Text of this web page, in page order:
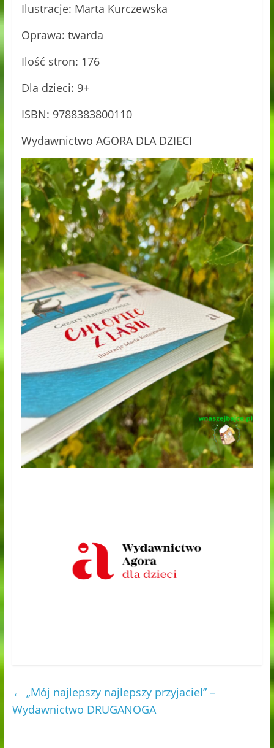
Ilustracje: Marta Kurczewska
Oprawa: twarda
Ilość stron: 176
Dla dzieci: 9+
ISBN: 9788383800110
Wydawnictwo AGORA DLA DZIECI
← „Mój najlepszy najlepszy przyjaciel” –
Wydawnictwo DRUGANOGA